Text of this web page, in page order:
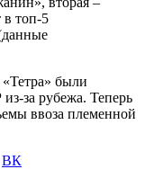
в топ-5
были
за рубежа. Теперь
ввоза племенной
ВК